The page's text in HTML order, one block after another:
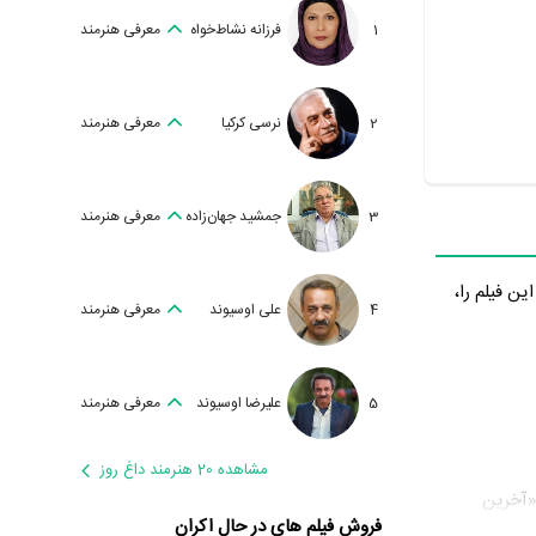
فیلم را،
1 فرزانه نشاط‌خواه معرفی هنرمند
2 نرسی کرکیا معرفی هنرمند
3 جمشید جهان‌زاده معرفی هنرمند
4 علی اوسیوند معرفی هنرمند
5 علیرضا اوسیوند معرفی هنرمند
مشاهده 20 هنرمند داغ روز
فروش فیلم های در حال اکران